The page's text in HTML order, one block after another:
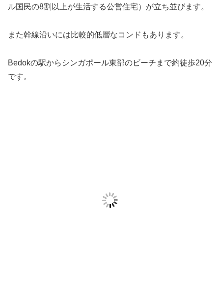
ル国民の8割以上が生活する公営住宅）が立ち並びます。
また幹線沿いには比較的低層なコンドもあります。
Bedokの駅からシンガポール東部のビーチまで約徒歩20分
です。